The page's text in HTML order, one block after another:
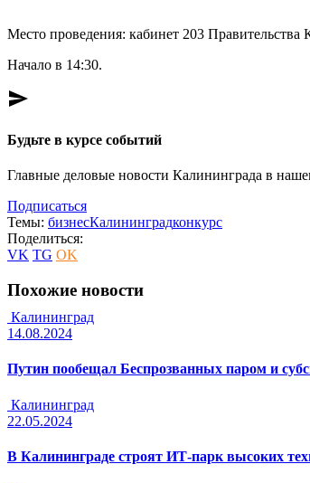
Место проведения: кабинет 203 Правительства
Начало в 14:30.
send
Будьте в курсе событий
Главные деловые новости Калининграда в
Подписаться
Темы: бизнесКалининградконкурс
Поделиться:
VK TG OK
Похожие новости
Калининград
14.08.2024
Путин пообещал Беспрозванных паром и
Калининград
22.05.2024
В Калининграде строят ИТ-парк высоких